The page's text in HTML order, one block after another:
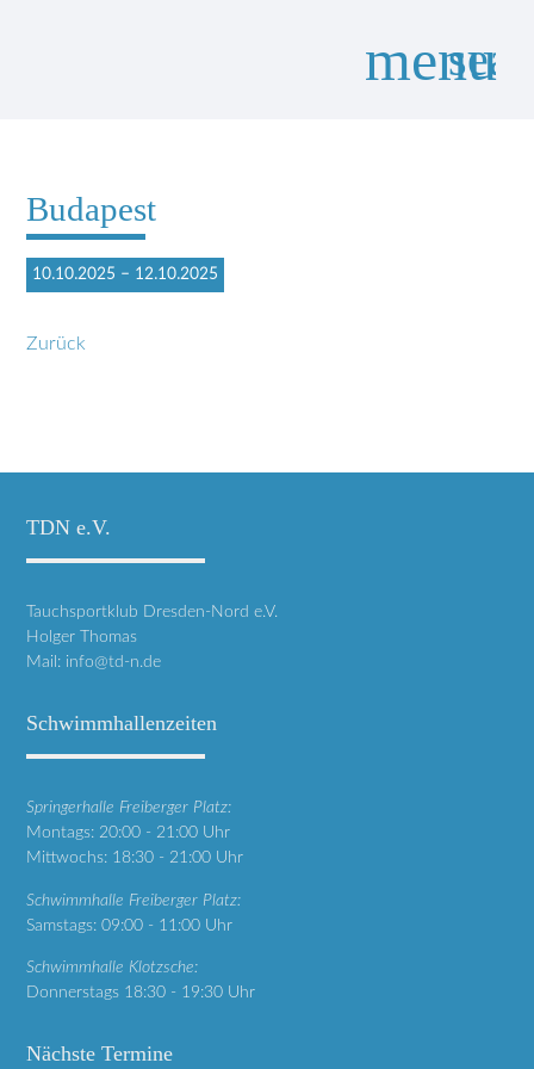
menu
Budapest
10.10.2025 – 12.10.2025
Zurück
TDN e.V.
Tauchsportklub Dresden-Nord e.V.
Holger Thomas
Mail: info@td-n.de
Schwimmhallenzeiten
Springerhalle Freiberger Platz:
Montags: 20:00 - 21:00 Uhr
Mittwochs: 18:30 - 21:00 Uhr
Schwimmhalle Freiberger Platz:
Samstags: 09:00 - 11:00 Uhr
Schwimmhalle Klotzsche:
Donnerstags 18:30 - 19:30 Uhr
Nächste Termine